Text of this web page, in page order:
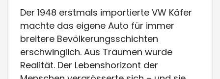
Der 1948 erstmals importierte VW Käfer
machte das eigene Auto für immer
breitere Bevölkerungsschichten
erschwinglich. Aus Träumen wurde
Realität. Der Lebenshorizont der